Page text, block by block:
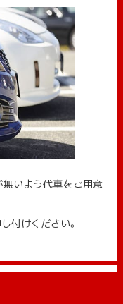
いよう代車をご用意
付けください。